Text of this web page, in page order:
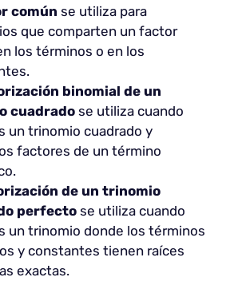
común se utiliza para
que comparten un factor
los términos o en los
binomial de un
cuadradose utiliza cuando
un trinomio cuadrado y
factores de un término
de un trinomio
perfecto se utiliza cuando
un trinomio donde los términos
y constantes tienen raíces
exactas.